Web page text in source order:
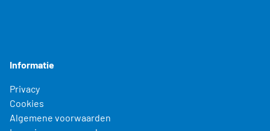
Informatie
Privacy
Cookies
Algemene voorwaarden